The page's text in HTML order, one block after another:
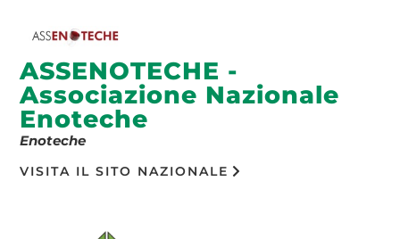
ASSENOTECHE -
Associazione Nazionale
Enoteche
Enoteche
VISITA IL SITO NAZIONALE